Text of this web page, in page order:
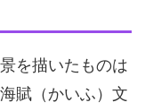
を描いたものは
賦（かいふ）文